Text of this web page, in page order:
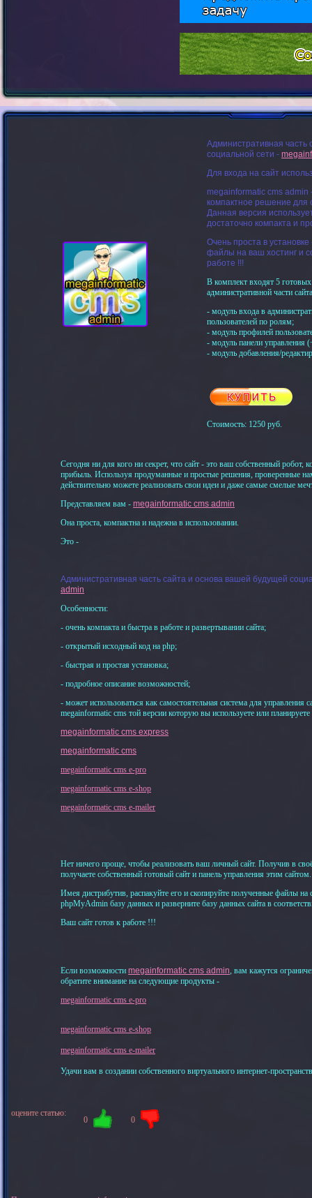
Административная
социальной сети -
Для входа на сайт
megainformatic cms admin
компактное решение для
Данная версия
достаточно компакта и
Очень проста в
файлы на ваш хостинг и
работе !!!
В комплект входят 5
административной части
- модуль входа в
пользователей по ролям;
- модуль профилей
- модуль панели управления
- модуль добавления/
Стоимость: 1250 руб.
Сегодня ни для кого ни секрет, что сайт - это ваш собственный робот,
прибыль. Используя продуманные и простые решения, проверенные
действительно можете реализовать свои идеи и даже самые смелые
Представляем вам - megainformatic cms admin
Она проста, компактна и надежна в использовании.
Это -
Административная часть сайта и основа вашей будущей
admin
Особенности:
- очень компакта и быстра в работе и развертывании сайта;
- открытый исходный код на php;
- быстрая и простая установка;
- подробное описание возможностей;
- может использоваться как самостоятельная система для управления
megainformatic cms той версии которую вы используете или планируете
megainformatic cms express
megainformatic cms
megainformatic cms e-pro
megainformatic cms e-shop
megainformatic cms e-mailer
Нет ничего проще, чтобы реализовать ваш личный сайт. Получив в
получаете собственный готовый сайт и панель управления этим сайтом.
Имея дистрибутив, распакуйте его и скопируйте полученные файлы на
phpMyAdmin базу данных и разверните базу данных сайта в
Ваш сайт готов к работе !!!
Если возможности megainformatic cms admin, вам кажутся
обратите внимание на следующие продукты -
megainformatic cms e-pro
megainformatic cms e-shop
megainformatic cms e-mailer
Удачи вам в создании собственного виртуального интернет-
оцените статью:
0 0